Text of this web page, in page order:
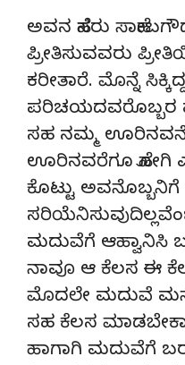
ಅವನ ಹೆಸರು
ಪ್ರೀತಿಸುವವರು
ಕರೀತಾರೆ. ಮೊನ್ನೆ
ಪರಿಚಯದವರೊಬ್ಬರ
ಸಹ ನಮ್ಮ
ಊರಿನವರೆಗೂ ಹೋಗಿ
ಕೊಟ್ಟು
ಮದುವೆಗೆ ಆಹ್ವಾನಿಸಿ
ನಾವೂ ಆ ಕೆಲಸ ಈ
ಮೊದಲೇ ಮದುವೆ
ಸಹ ಕೆಲಸ
ಹಾಗಾಗಿ ಮದುವೆಗೆ